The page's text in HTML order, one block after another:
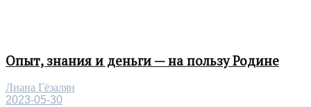
Опыт, знания и деньги — на пользу Родине
Лиана Гёзалян
2023-05-30